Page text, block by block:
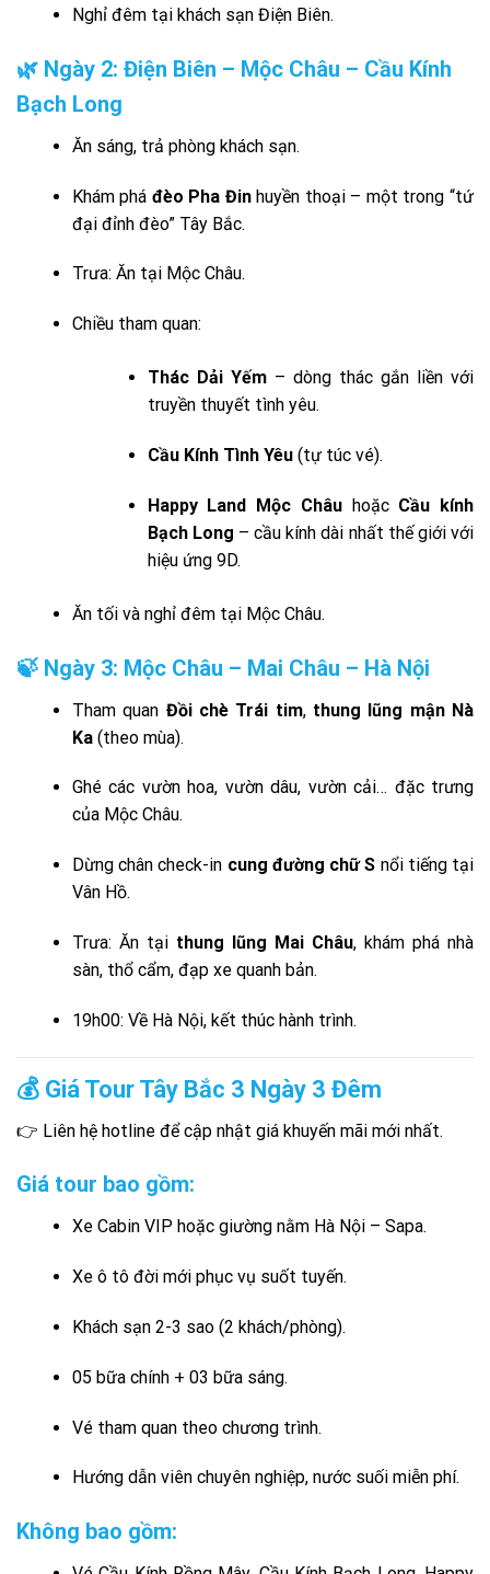
Nghỉ đêm tại khách sạn Điện Biên.
🌿 Ngày 2: Điện Biên – Mộc Châu – Cầu Kính
Bạch Long
Ăn sáng, trả phòng khách sạn.
Khám phá đèo Pha Đinhuyền thoại – một trong “tứ
đại đỉnh đèo” Tây Bắc.
Trưa: Ăn tại Mộc Châu.
Chiều tham quan:
Thác Dải Yếm– dòng thác gắn liền với
truyền thuyết tình yêu.
Cầu Kính Tình Yêu(tự túc vé).
Happy Land Mộc Châuhoặc Cầu kính
Bạch Long – cầu kính dài nhất thế giới với
hiệu ứng 9D.
Ăn tối và nghỉ đêm tại Mộc Châu.
🍃 Ngày 3: Mộc Châu – Mai Châu – Hà Nội
Tham quan Đồi chè Trái tim, thung lũng mận Nà
Ka(theo mùa).
Ghé các vườn hoa, vườn dâu, vườn cải… đặc trưng
của Mộc Châu.
Dừng chân check-in cung đường chữ S nổi tiếng tại
Vân Hồ.
Trưa: Ăn tại thung lũng Mai Châu, khám phá nhà
sàn, thổ cẩm, đạp xe quanh bản.
19h00: Về Hà Nội, kết thúc hành trình.
💰 Giá Tour Tây Bắc 3 Ngày 3 Đêm
👉 Liên hệ hotline để cập nhật giá khuyến mãi mới nhất.
Giá tour bao gồm:
Xe Cabin VIP hoặc giường nằm Hà Nội – Sapa.
Xe ô tô đời mới phục vụ suốt tuyến.
Khách sạn 2-3 sao (2 khách/phòng).
05 bữa chính + 03 bữa sáng.
Vé tham quan theo chương trình.
Hướng dẫn viên chuyên nghiệp, nước suối miễn phí.
Không bao gồm: